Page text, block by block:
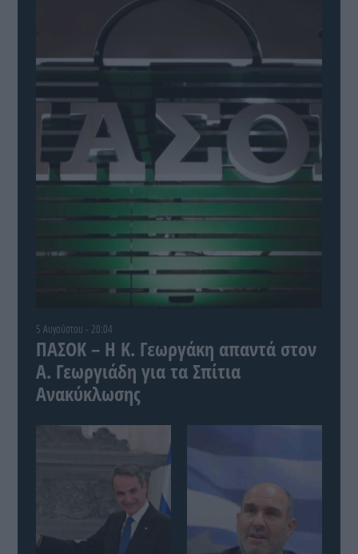
5 Αυγούστου - 20:04
ΠΑΣΟΚ – Η Κ. Γεωργάκη απαντά στον
Α. Γεωργιάδη για τα Σπίτια
Ανακύκλωσης